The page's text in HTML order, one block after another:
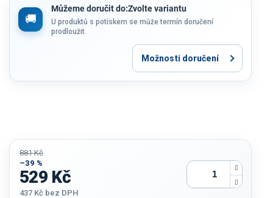
Můžeme doručit do:Zvolte variantu
U produktů s potiskem se může termín doručení
prodloužit.
Možnosti doručení
881 Kč
–39 %
529 Kč
437 Kč bez DPH